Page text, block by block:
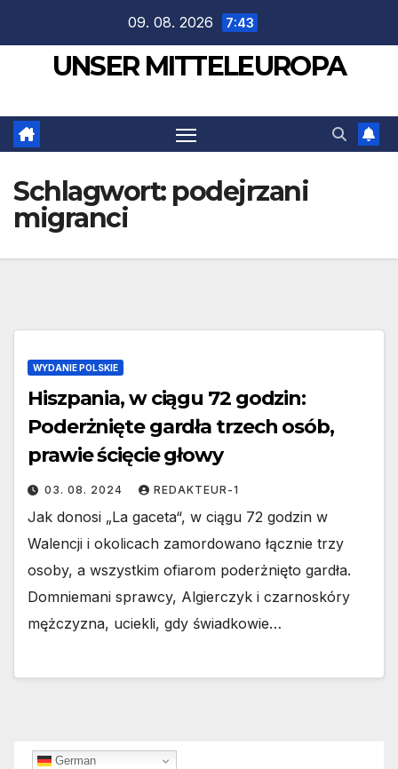
springen
09. 08. 2026 7:43
UNSER MITTELEUROPA
Schlagwort: podejrzani
migranci
WYDANIE POLSKIE
Hiszpania, w ciągu 72 godzin:
Poderżnięte gardła trzech osób,
prawie ścięcie głowy
03. 08. 2024 REDAKTEUR-1
Jak donosi „La gaceta“, w ciągu 72 godzin w
Walencji i okolicach zamordowano łącznie trzy
osoby, a wszystkim ofiarom poderżnięto gardła.
Domniemani sprawcy, Algierczyk i czarnoskóry
mężczyzna, uciekli, gdy świadkowie…
German